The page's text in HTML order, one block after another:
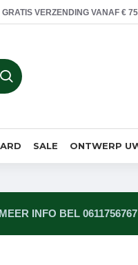
GRATIS VERZENDING VANAF € 75
SALE ONTWERP
MEER INFO BEL 0611756767